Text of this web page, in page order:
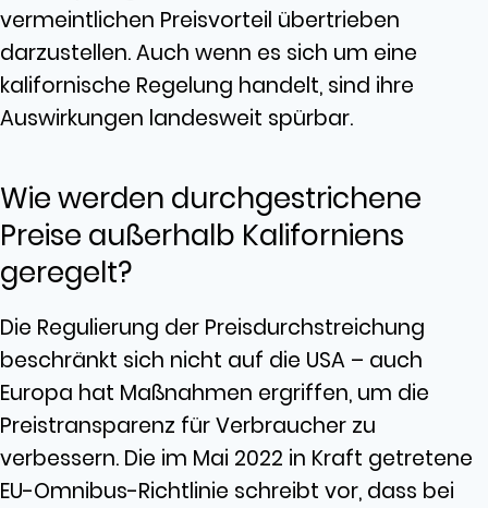
vermeintlichen Preisvorteil übertrieben
darzustellen. Auch wenn es sich um eine
kalifornische Regelung handelt, sind ihre
Auswirkungen landesweit spürbar.
Wie werden durchgestrichene
Preise außerhalb Kaliforniens
geregelt?
Die Regulierung der Preisdurchstreichung
beschränkt sich nicht auf die USA – auch
Europa hat Maßnahmen ergriffen, um die
Preistransparenz für Verbraucher zu
verbessern. Die im Mai 2022 in Kraft getretene
EU-Omnibus-Richtlinie schreibt vor, dass bei